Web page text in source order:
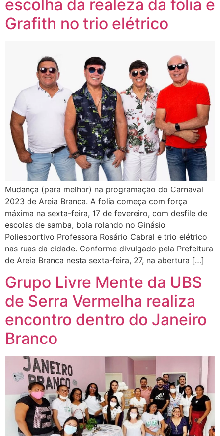
escolha da realeza da folia e
Grafith no trio elétrico
Mudança (para melhor) na programação do Carnaval
2023 de Areia Branca. A folia começa com força
máxima na sexta-feira, 17 de fevereiro, com desfile de
escolas de samba, bola rolando no Ginásio
Poliesportivo Professora Rosário Cabral e trio elétrico
nas ruas da cidade. Conforme divulgado pela Prefeitura
de Areia Branca nesta sexta-feira, 27, na abertura […]
Grupo Livre Mente da UBS
de Serra Vermelha realiza
encontro dentro do Janeiro
Branco